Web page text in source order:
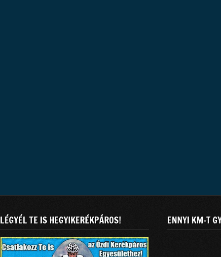
LÉGYÉL TE IS HEGYIKERÉKPÁROS! ENNYI KM-T